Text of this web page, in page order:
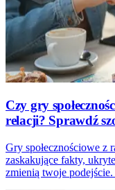
Czy gry
relacji? Sprawdź
Gry społecznościowe z
zaskakujące fakty,
zmienią twoje